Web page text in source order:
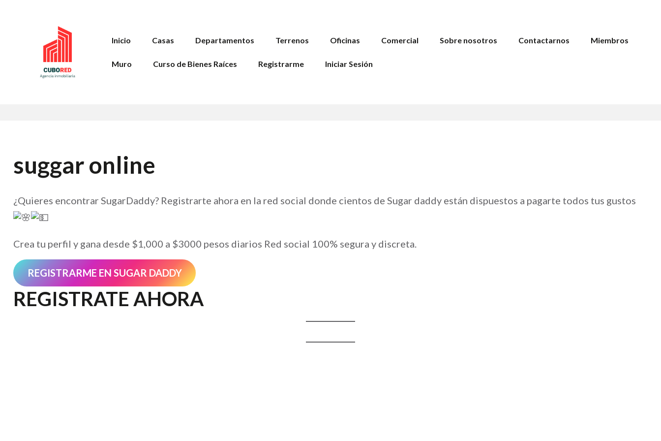
Inicio Casas Departamentos Terrenos Oficinas Comercial Sobre nosotros Contactarnos Miembros
Muro Curso de Bienes Raíces Registrarme Iniciar Sesión
suggar online
¿Quieres encontrar SugarDaddy? Registrarte ahora en la red social donde cientos de Sugar daddy están dispuestos a pagarte todos tus gustos
Crea tu perfil y gana desde $1,000 a $3000 pesos diarios Red social 100% segura y discreta.
REGISTRARME EN SUGAR DADDY
REGISTRATE AHORA